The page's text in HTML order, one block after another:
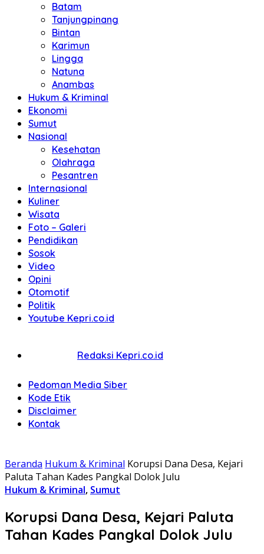
Batam
Tanjungpinang
Bintan
Karimun
Lingga
Natuna
Anambas
Hukum & Kriminal
Ekonomi
Sumut
Nasional
Kesehatan
Olahraga
Pesantren
Internasional
Kuliner
Wisata
Foto – Galeri
Pendidikan
Sosok
Video
Opini
Otomotif
Politik
Youtube Kepri.co.id
Redaksi Kepri.co.id
Pedoman Media Siber
Kode Etik
Disclaimer
Kontak
Beranda Hukum & Kriminal Korupsi Dana Desa, Kejari
Paluta Tahan Kades Pangkal Dolok Julu
Hukum & Kriminal, Sumut
Korupsi Dana Desa, Kejari Paluta
Tahan Kades Pangkal Dolok Julu